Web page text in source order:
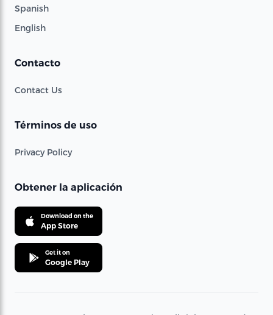
Spanish
English
Contacto
Contact Us
Términos de uso
Privacy Policy
Obtener la aplicación
Download on the
App Store
Get it on
Google Play